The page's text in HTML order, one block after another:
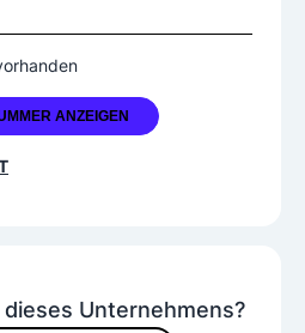
Unternehmens?
ANZEIGEN